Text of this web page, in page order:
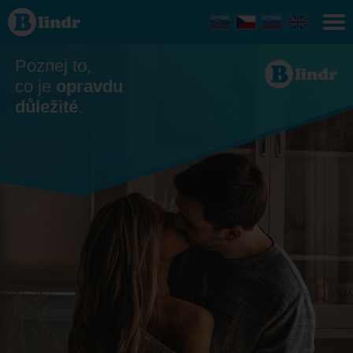
Seznamka
- On
hledá ji
Poznej to,
co je opravdu
důležité.